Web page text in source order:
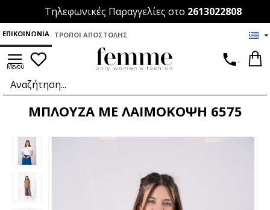
Τηλεφωνικές Παραγγελίες στο 2613022808
ΕΠΙΚΟΙΝΩΝΊΑ ΤΡΌΠΟΙ ΑΠΟΣΤΟΛΉΣ
.
ΜΠΛΟΥΖΑ ΜΕ ΛΑΙΜΟΚΟΨΗ 6575